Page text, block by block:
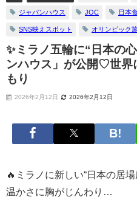
ジャパンハウス JOC 日本
SNS映えスポット オリンピック
✨ミラノ五輪に“日本の
ンハウス」が公開♡世界
もり
2026年2月12日 2026年2月12日
🔥ミラノに新しい“日本の居
温かさに胸がじんわり…